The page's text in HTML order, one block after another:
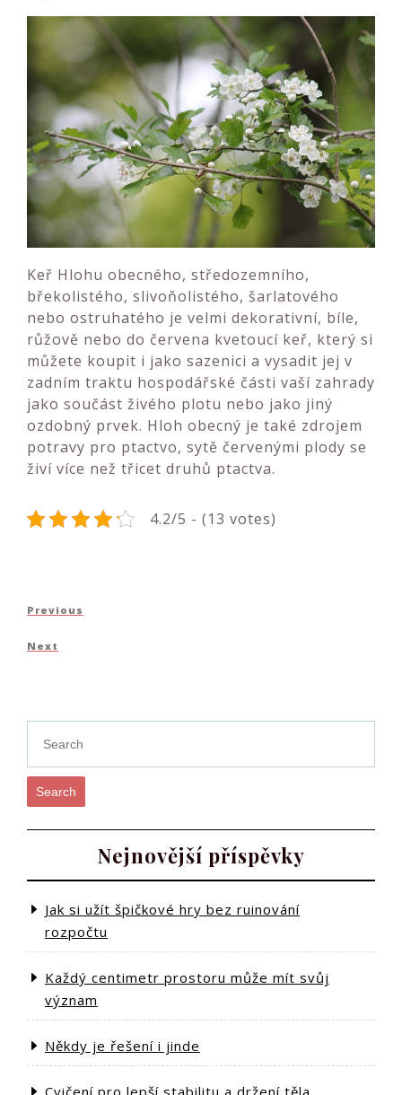
Keř Hlohu obecného, středozemního,
břekolistého, slivoňolistého, šarlatového
nebo ostruhatého je velmi dekorativní, bíle,
růžově nebo do červena kvetoucí keř, který si
můžete koupit i jako sazenici a vysadit jej v
zadním traktu hospodářské části vaší zahrady
jako součást živého plotu nebo jako jiný
ozdobný prvek. Hloh obecný je také zdrojem
potravy pro ptactvo, sytě červenými plody se
živí více než třicet druhů ptactva.
4.2/5 - (13 votes)
Navigace
pro
Previous
Previous
Next
Next
Search
Nejnovější příspěvky
Jak si užít špičkové hry bez ruinování
rozpočtu
Každý centimetr prostoru může mít svůj
význam
Někdy je řešení i jinde